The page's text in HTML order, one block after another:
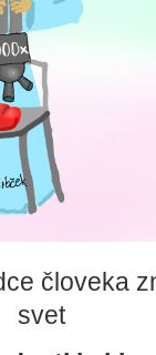
človeka
svet